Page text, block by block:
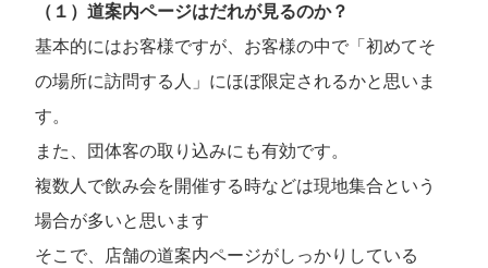
（１）道案内ページはだれが見るのか？
基本的にはお客様ですが、お客様の中で「初めてそ
の場所に訪問する人」にほぼ限定されるかと思いま
す。
また、団体客の取り込みにも有効です。
複数人で飲み会を開催する時などは現地集合という
場合が多いと思います
そこで、店舗の道案内ページがしっかりしている